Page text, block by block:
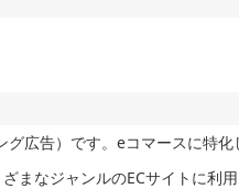
広告）です。eコマースに特化
なジャンルのECサイトに利用